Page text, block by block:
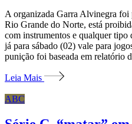
A organizada Garra Alvinegra
Rio Grande do Norte, está
com instrumentos e qualquer
já para sábado (02) vale para
punição foi baseada em relatório
Leia Mais
ABC